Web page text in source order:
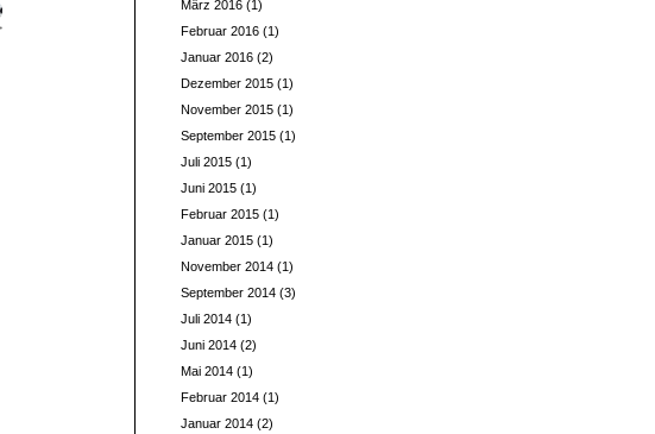
März 2016(1)
Februar 2016(1)
Januar 2016(2)
Dezember 2015(1)
November 2015(1)
September 2015(1)
Juli 2015(1)
Juni 2015(1)
Februar 2015(1)
Januar 2015(1)
November 2014(1)
September 2014(3)
Juli 2014(1)
Juni 2014(2)
Mai 2014(1)
Februar 2014(1)
Januar 2014(2)